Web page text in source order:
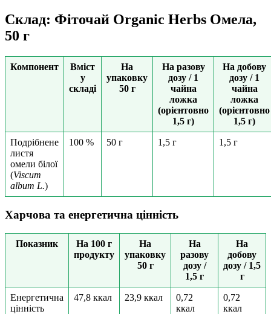
Склад: Фіточай Organic Herbs Омела,
50 г
Компонент
Вміст
у
складі
На
упаковку
50 г
На разову
дозу / 1
чайна
ложка
(орієнтовно
1,5 г)
На добову
дозу / 1
чайна
ложка
(орієнтовно
1,5 г)
Подрібнене
листя
омели білої
(Viscum
album L.)
100 % 50 г 1,5 г 1,5 г
Харчова та енергетична цінність
Показник
На 100 г
продукту
На
упаковку
50 г
На
разову
дозу /
1,5 г
На
добову
дозу / 1,5
г
Енергетична
цінність
47,8 ккал 23,9 ккал
0,72
ккал
0,72
ккал